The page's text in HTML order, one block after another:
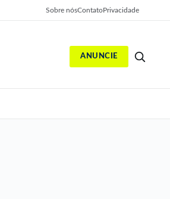
Sobre nósContatoPrivacidade
ANUNCIE